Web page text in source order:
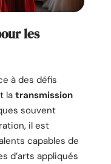
les
à des défis
la transmission
souvent
il est
capables de
d’arts appliqués